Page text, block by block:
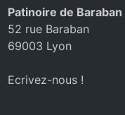
Patinoire de Baraban
52 rue Baraban
69003 Lyon
Ecrivez-nous !